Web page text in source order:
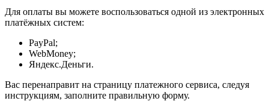
Для оплаты вы можете воспользоваться одной из электронных
платёжных систем:
PayPal;
WebMoney;
Яндекс.Деньги.
Вас перенаправит на страницу платежного сервиса, следуя
инструкциям, заполните правильную форму.